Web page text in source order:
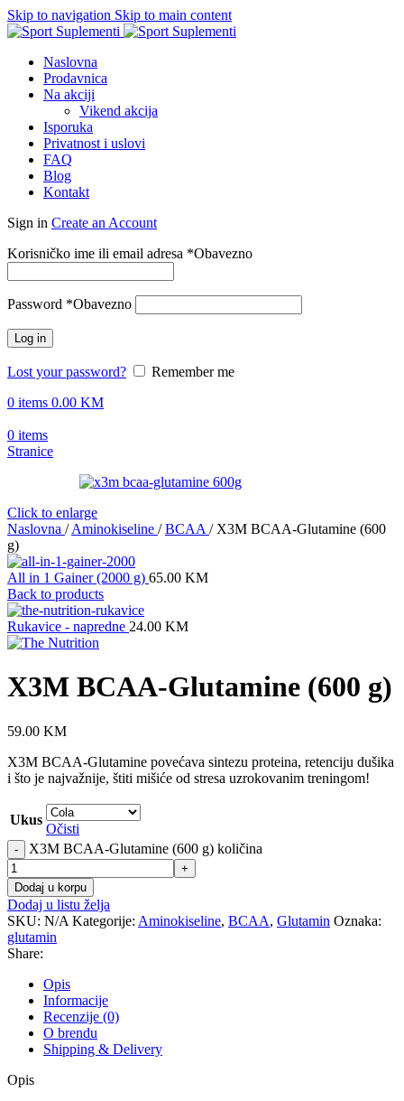
Skip to navigation Skip to main content
Naslovna
Prodavnica
Na akciji
Vikend akcija
Isporuka
Privatnost i uslovi
FAQ
Blog
Kontakt
Sign in Create an Account
Korisničko ime ili email adresa *Obavezno
Password *Obavezno
Log in
Lost your password?
Remember me
0 items 0.00 KM
0 items
Stranice
Click to enlarge
Naslovna / Aminokiseline / BCAA / X3M BCAA-Glutamine (600
g)
All in 1 Gainer (2000 g) 65.00 KM
Back to products
Rukavice - napredne 24.00 KM
X3M BCAA-Glutamine (600 g)
59.00 KM
X3M BCAA-Glutamine povećava sintezu proteina, retenciju dušika
i što je najvažnije, štiti mišiće od stresa uzrokovanim treningom!
Ukus
Očisti
- X3M BCAA-Glutamine (600 g) količina
+
Dodaj u korpu
Dodaj u listu želja
SKU: N/A Kategorije: Aminokiseline, BCAA, Glutamin Oznaka:
glutamin
Share:
Opis
Informacije
Recenzije (0)
O brendu
Shipping & Delivery
Opis